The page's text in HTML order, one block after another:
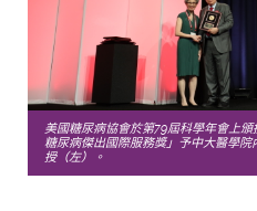
美國糖尿病協會於第79屆科學年會上
糖尿病傑出國際服務獎」予中大醫學
授（左）。